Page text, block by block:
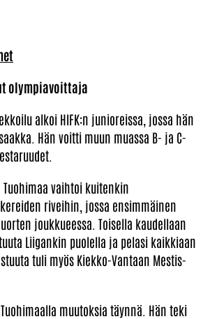
olympiavoittaja
alkoi HIFK:n junioreissa, jossa hän
Hän voitti muun muassa B- ja C-
Tuohimaa vaihtoi kuitenkin
riveihin, jossa ensimmäinen
joukkueessa. Toisella kaudellaan
Liigankin puolella ja pelasi kaikkiaan
tuli myös Kiekko-Vantaan Mestis-
muutoksia täynnä. Hän teki